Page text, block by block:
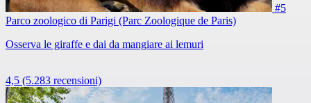
#5
Parco zoologico di Parigi (Parc Zoologique de Paris)
Osserva le giraffe e dai da mangiare ai lemuri
4,5 (5.283 recensioni)